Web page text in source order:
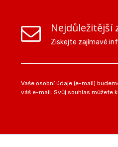
Nejdůležitější
Ziskejte zajímavé
Vaše osobní údaje (e-mail)
váš e-mail. Svůj souhlas můžete